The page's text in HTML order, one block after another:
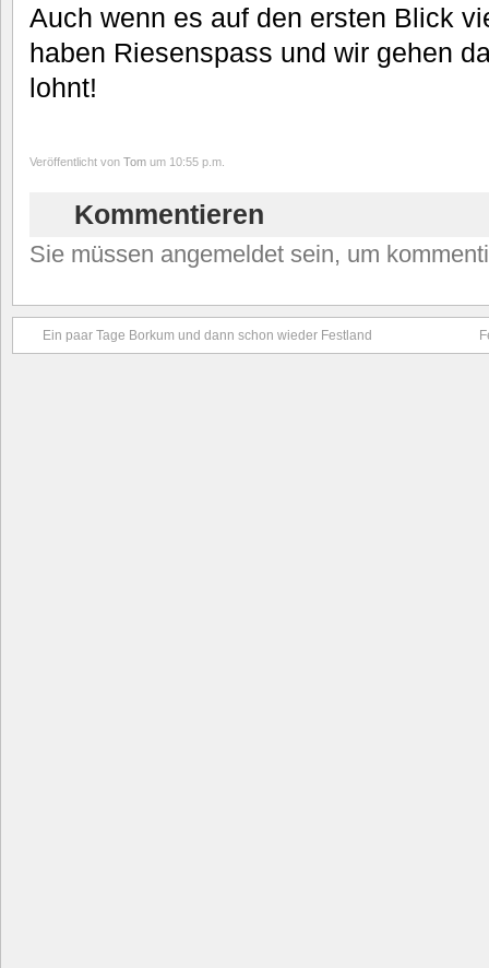
Auch wenn es auf den ersten Blick
haben Riesenspass und wir gehen
lohnt!
Veröffentlicht von Tom um 10:55 p.m.
Kommentieren
Sie müssen angemeldet sein, um
Ein paar Tage Borkum und dann schon wieder Festland